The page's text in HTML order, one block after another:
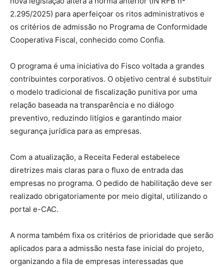
2.295/2025) para aperfeiçoar os ritos administrativos e
os critérios de admissão no Programa de Conformidade
Cooperativa Fiscal, conhecido como Confia.
O programa é uma iniciativa do Fisco voltada a grandes
contribuintes corporativos. O objetivo central é substituir
o modelo tradicional de fiscalização punitiva por uma
relação baseada na transparência e no diálogo
preventivo, reduzindo litígios e garantindo maior
segurança jurídica para as empresas.
Com a atualização, a Receita Federal estabelece
diretrizes mais claras para o fluxo de entrada das
empresas no programa. O pedido de habilitação deve ser
realizado obrigatoriamente por meio digital, utilizando o
portal e-CAC.
A norma também fixa os critérios de prioridade que serão
aplicados para a admissão nesta fase inicial do projeto,
organizando a fila de empresas interessadas que